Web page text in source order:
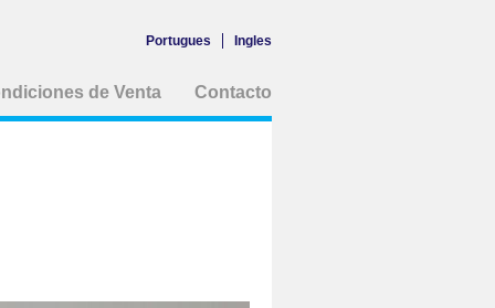
Portugues Ingles
de Venta Contacto